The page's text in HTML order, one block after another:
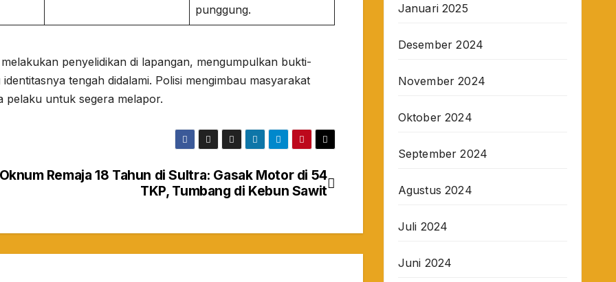
punggung.
penyelidikan di lapangan, mengumpulkan bukti-
tengah didalami. Polisi mengimbau masyarakat
pelaku untuk segera melapor.
Remaja 18 Tahun di Sultra: Gasak Motor di 54
TKP, Tumbang di Kebun Sawit
Januari 2025
Desember 2024
November 2024
Oktober 2024
September 2024
Agustus 2024
Juli 2024
Juni 2024